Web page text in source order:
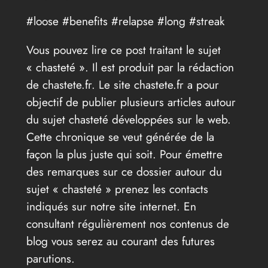
#loose #benefits #relapse #long #streak
Vous pouvez lire ce post traitant le sujet
« chasteté ». Il est produit par la rédaction
de chastete.fr. Le site chastete.fr a pour
objectif de publier plusieurs articles autour
du sujet chasteté développées sur le web.
Cette chronique se veut générée de la
façon la plus juste qui soit. Pour émettre
des remarques sur ce dossier autour du
sujet « chasteté » prenez les contacts
indiqués sur notre site internet. En
consultant régulièrement nos contenus de
blog vous serez au courant des futures
parutions.